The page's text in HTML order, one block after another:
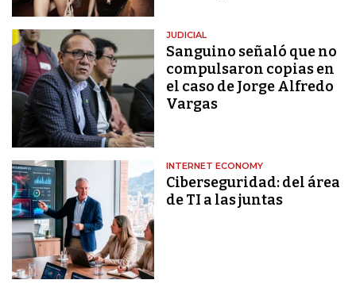
JUDICIAL
Sanguino señaló que no
compulsaron copias en
el caso de Jorge Alfredo
Vargas
INTERNET ECONOMY
Ciberseguridad: del área
de TI a las juntas